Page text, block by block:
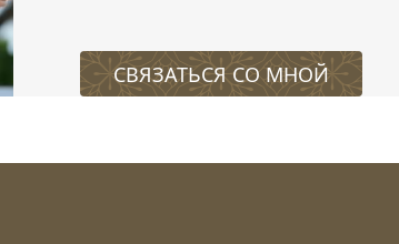
СВЯЗАТЬСЯ СО МНОЙ